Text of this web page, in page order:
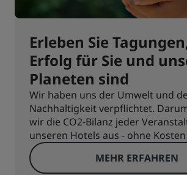
Erleben Sie
Erfolg für Sie und
Planeten sind
Wir haben uns der Umwelt und
Nachhaltigkeit verpflichtet.
wir die CO2-Bilanz jeder
unseren Hotels aus - ohne
MEHR ERFAHREN